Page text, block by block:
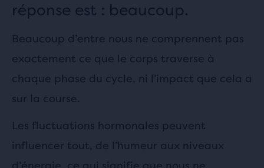
réponse est : beaucoup.
Beaucoup d’entre nous ne comprennent pas
exactement ce que le corps traverse à
chaque phase du cycle, ni l’impact que cela a
sur la course.
Les fluctuations hormonales peuvent
influencer tout, de l’humeur aux niveaux
d’énergie, ce qui signifie que nous ne